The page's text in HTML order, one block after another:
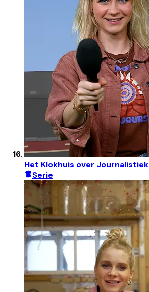
Het Klokhuis over Journalistiek
Serie